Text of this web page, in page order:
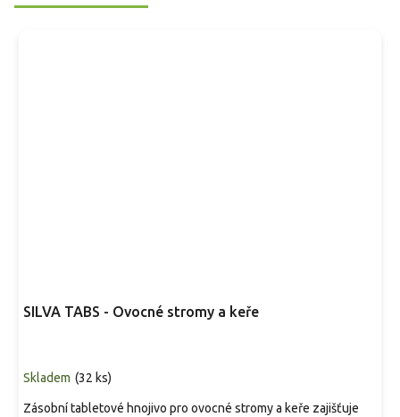
SILVA TABS - Ovocné stromy a keře
Skladem (32 ks)
Zásobní tabletové hnojivo pro ovocné stromy a keře zajišťuje